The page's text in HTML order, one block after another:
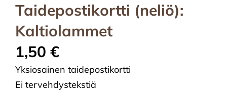
Taidepostikortti (neliö):
Kaltiolammet
1,50 €
Yksiosainen taidepostikortti
Ei tervehdystekstiä